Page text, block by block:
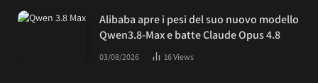
Alibaba apre i pesi del suo nuovo modello
Qwen3.8-Max e batte Claude Opus 4.8
03/08/2026 16Views